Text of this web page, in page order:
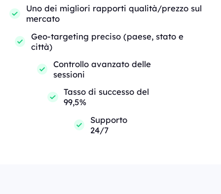
Uno dei migliori rapporti qualità/prezzo sul
mercato
Geo-targeting preciso (paese, stato e
città)
Controllo avanzato delle
sessioni
Tasso di successo del
99,5%
Supporto
24/7